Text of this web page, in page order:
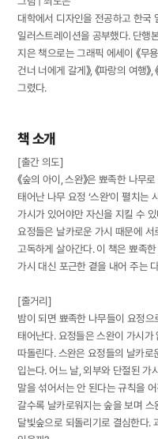
대학에서 디자인을 전공하고 한국
일러스트레이션을 공부했다. 단행
지은 책으로는 그래픽 에세이 《무용
건너 너에게 갈게》, 《파랑의 여행
그렸다.
책 소개
[출간 의도]
《숲의 아이, 스완》은 뾰족한 나무
태어난 나무 요정 ‘스완’이 펼치는
가시가 있어야만 자신을 지킬 수
요정들은 날카로운 가시 때문에
고독하게 살아간다. 이 책은 뾰족
가시 대신 포근한 곁을 내어 주는
[줄거리]
밤이 되면 뾰족한 나무들이 요정으
태어난다. 요정들은 스완이 가시가
따돌린다. 스완은 요정들의 날카
입는다. 어느 날, 외부와 단절된 가
말을 섞어서는 안 된다는 규칙을
갈수록 날카로워지는 숲을 보며
달빛숲으로 되돌리기로 결심한다.